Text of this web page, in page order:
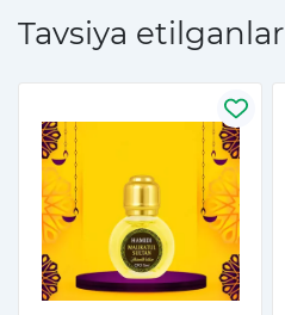
Tavsiya etilganlar